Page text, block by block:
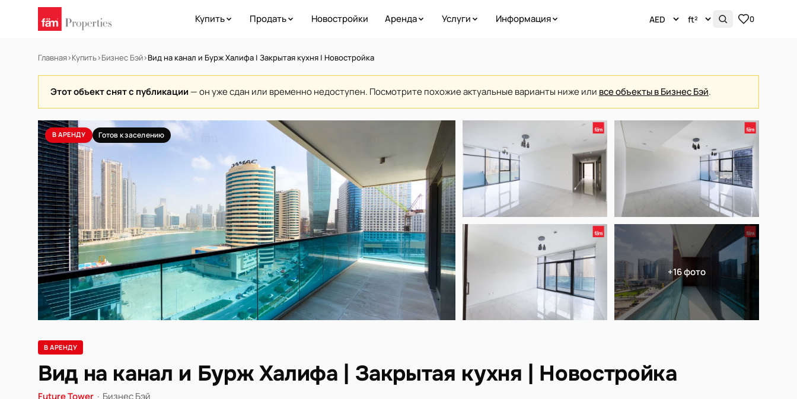
Купить Продать Новостройки Аренда Услуги Информация 0
Главная›Купить›Бизнес Бэй›Вид на канал и Бурж Халифа | Закрытая кухня | Новостройка
Этот объект снят с публикации — он уже сдан или временно недоступен. Посмотрите похожие актуальные варианты ниже или все объекты в Бизнес Бэй.
В АРЕНДУ Готов к заселению
+16 фото
В АРЕНДУ
Вид на канал и Бурж Халифа | Закрытая кухня | Новостройка
Future Tower · Бизнес Бэй